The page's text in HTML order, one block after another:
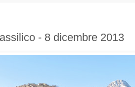
- 8 dicembre 2013